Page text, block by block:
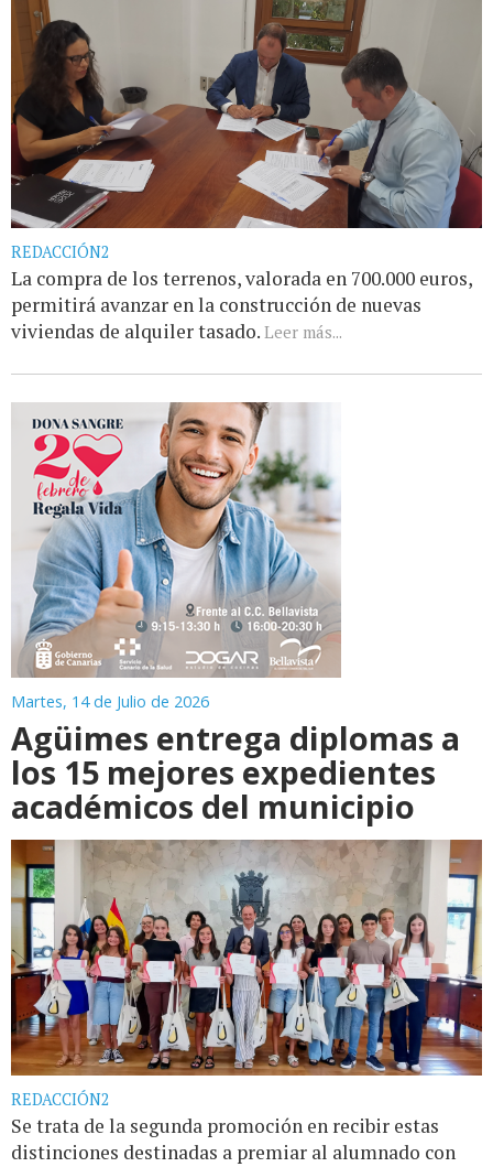
REDACCIÓN2
La compra de los terrenos, valorada en 700.000 euros,
permitirá avanzar en la construcción de nuevas
viviendas de alquiler tasado. Leer más...
Martes, 14 de Julio de 2026
Agüimes entrega diplomas a
los 15 mejores expedientes
académicos del municipio
REDACCIÓN2
Se trata de la segunda promoción en recibir estas
distinciones destinadas a premiar al alumnado con